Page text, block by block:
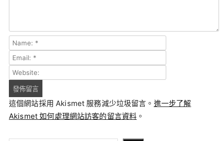
這個網站採用 Akismet 服務減少垃圾留言。 進一步了解
Akismet 如何處理網站訪客的留言資料 。